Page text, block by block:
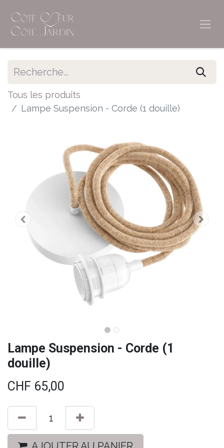
Tous les produits
Lampe Suspension - Corde (1 douille)
Lampe Suspension - Corde (1
douille)
CHF 65,00